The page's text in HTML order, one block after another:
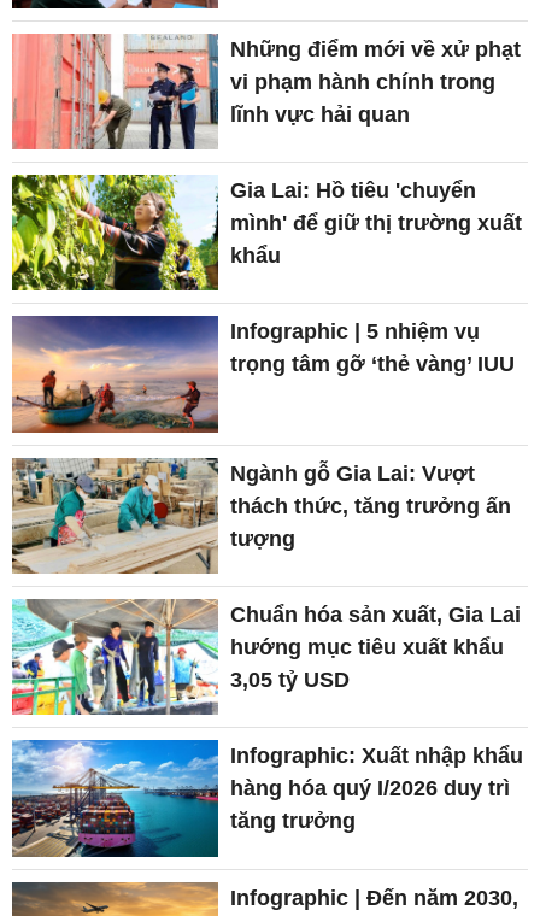
Những điểm mới về xử phạt
vi phạm hành chính trong
lĩnh vực hải quan
Gia Lai: Hồ tiêu 'chuyển
mình' để giữ thị trường xuất
khẩu
Infographic | 5 nhiệm vụ
trọng tâm gỡ ‘thẻ vàng’ IUU
Ngành gỗ Gia Lai: Vượt
thách thức, tăng trưởng ấn
tượng
Chuẩn hóa sản xuất, Gia Lai
hướng mục tiêu xuất khẩu
3,05 tỷ USD
Infographic: Xuất nhập khẩu
hàng hóa quý I/2026 duy trì
tăng trưởng
Infographic | Đến năm 2030,